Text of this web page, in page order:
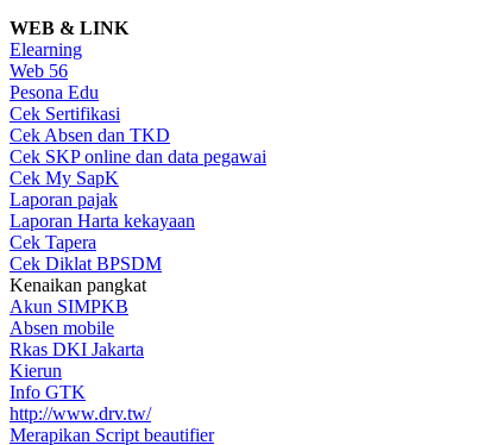
WEB & LINK
Elearning
Web 56
Pesona Edu
Cek Sertifikasi
Cek Absen dan TKD
Cek SKP online dan data pegawai
Cek My SapK
Laporan pajak
Laporan Harta kekayaan
Cek Tapera
Cek Diklat BPSDM
Kenaikan pangkat
Akun SIMPKB
Absen mobile
Rkas DKI Jakarta
Kierun
Info GTK
http://www.drv.tw/
Merapikan Script beautifier